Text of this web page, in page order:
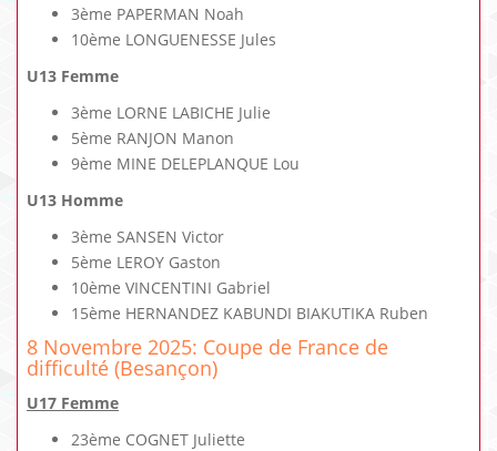
3ème PAPERMAN Noah
10ème LONGUENESSE Jules
U13 Femme
3ème LORNE LABICHE Julie
5ème RANJON Manon
9ème MINE DELEPLANQUE Lou
U13 Homme
3ème SANSEN Victor
5ème LEROY Gaston
10ème VINCENTINI Gabriel
15ème HERNANDEZ KABUNDI BIAKUTIKA Ruben
8 Novembre 2025: Coupe de France de
difficulté (Besançon)
U17 Femme
23ème COGNET Juliette